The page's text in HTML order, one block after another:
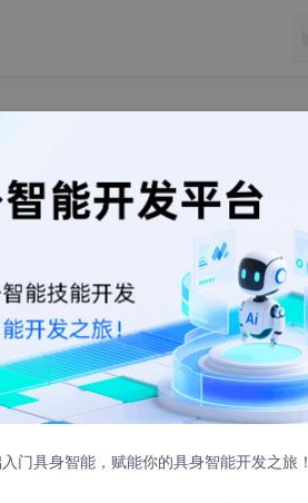
码、补码）
门具身智能，赋能你的具身智能开发之旅！